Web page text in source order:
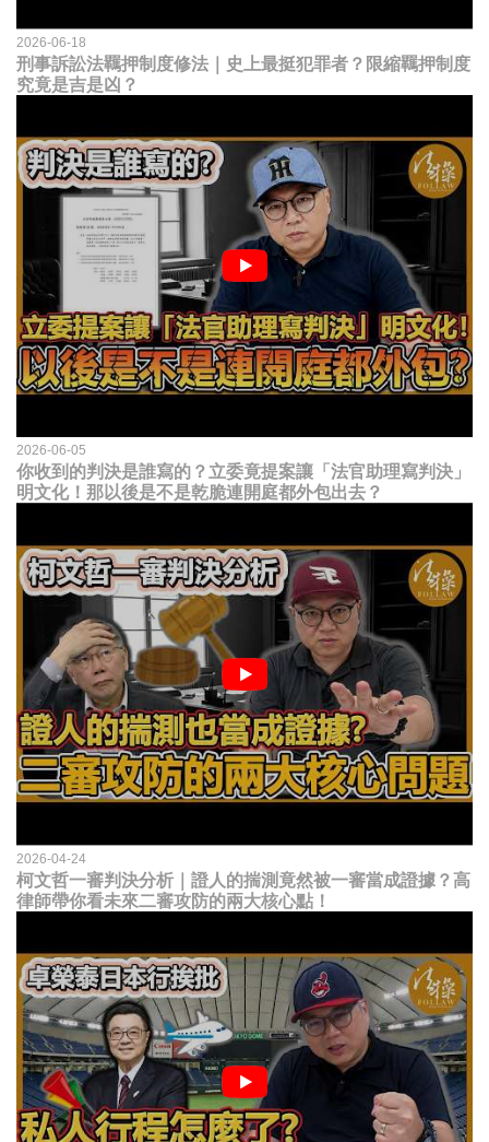
2026-06-18
刑事訴訟法羈押制度修法｜史上最挺犯罪者？限縮羈押制度
究竟是吉是凶？
2026-06-05
你收到的判決是誰寫的？立委竟提案讓「法官助理寫判決」
明文化！那以後是不是乾脆連開庭都外包出去？
2026-04-24
柯文哲一審判決分析｜證人的揣測竟然被一審當成證據？高
律師帶你看未來二審攻防的兩大核心點！